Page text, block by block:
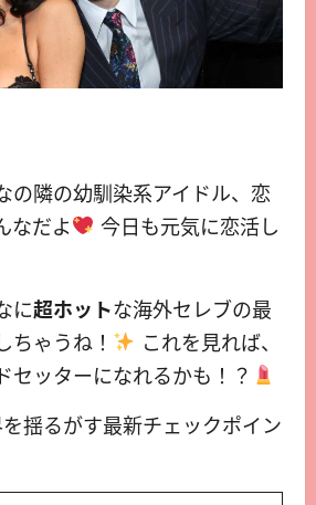
の隣の幼馴染系アイドル、恋
なだよ
今日も元気に恋活し
に超ホットな海外セレブの最
ちゃうね！
これを見れば、
セッターになれるかも！？
を揺るがす最新チェックポイン